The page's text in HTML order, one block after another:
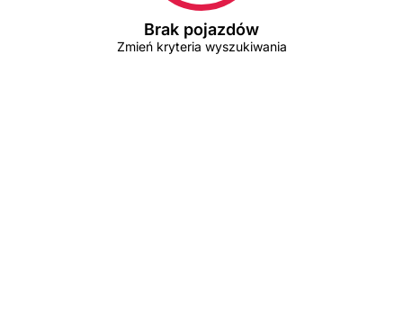
Brak pojazdów
Zmień kryteria wyszukiwania